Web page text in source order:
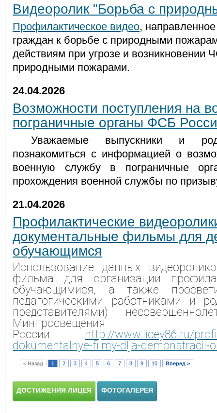
Видеоролик "Борьба с
Профилактическое видео,
граждан к борьбе с природными
действиям при угрозе и возникновении
природными пожарами.
24.04.2026
Возможности поступления на
пограничные органы ФСБ
Уважаемые выпускники и
познакомиться с информацией о
военную службу в пограничные
прохождения военной службы по
21.04.2026
Профилактические
документальные фильмы для
обучающимся
Использование данных
фильма для организации
обучающимися, а также
педагогическими работниками и
представителями)
Минпросвещения
России: http://www.licey86.ru/
dokumentalnye-filmy-dlja-demonstracii-
< Назад 1 2 3 4 5 6 7 8 9 10 Вперед >
ДОСТИЖЕНИЯ ЛИЦЕЯ ФОТОГАЛЕРЕЯ